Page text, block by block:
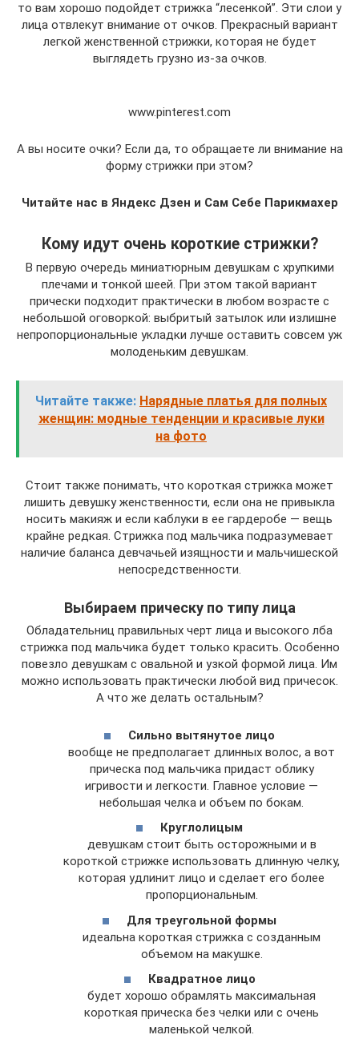
то вам хорошо подойдет стрижка “лесенкой”. Эти слои у
лица отвлекут внимание от очков. Прекрасный вариант
легкой женственной стрижки, которая не будет
выглядеть грузно из-за очков.
www.pinterest.com
А вы носите очки? Если да, то обращаете ли внимание на
форму стрижки при этом?
Читайте нас в Яндекс Дзен и Сам Себе Парикмахер
Кому идут очень короткие стрижки?
В первую очередь миниатюрным девушкам с хрупкими
плечами и тонкой шеей. При этом такой вариант
прически подходит практически в любом возрасте с
небольшой оговоркой: выбритый затылок или излишне
непропорциональные укладки лучше оставить совсем уж
молоденьким девушкам.
Читайте также: Нарядные платья для полных
женщин: модные тенденции и красивые луки
на фото
Стоит также понимать, что короткая стрижка может
лишить девушку женственности, если она не привыкла
носить макияж и если каблуки в ее гардеробе — вещь
крайне редкая. Стрижка под мальчика подразумевает
наличие баланса девчачьей изящности и мальчишеской
непосредственности.
Выбираем прическу по типу лица
Обладательниц правильных черт лица и высокого лба
стрижка под мальчика будет только красить. Особенно
повезло девушкам с овальной и узкой формой лица. Им
можно использовать практически любой вид причесок.
А что же делать остальным?
Сильно вытянутое лицо
вообще не предполагает длинных волос, а вот
прическа под мальчика придаст облику
игривости и легкости. Главное условие —
небольшая челка и объем по бокам.
Круглолицым
девушкам стоит быть осторожными и в
короткой стрижке использовать длинную челку,
которая удлинит лицо и сделает его более
пропорциональным.
Для треугольной формы
идеальна короткая стрижка с созданным
объемом на макушке.
Квадратное лицо
будет хорошо обрамлять максимальная
короткая прическа без челки или с очень
маленькой челкой.